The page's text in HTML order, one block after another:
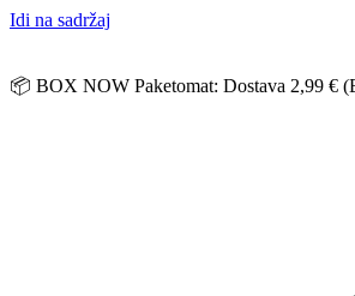
Idi na sadržaj
📦 BOX NOW Paketomat: Dostava 2,99 €